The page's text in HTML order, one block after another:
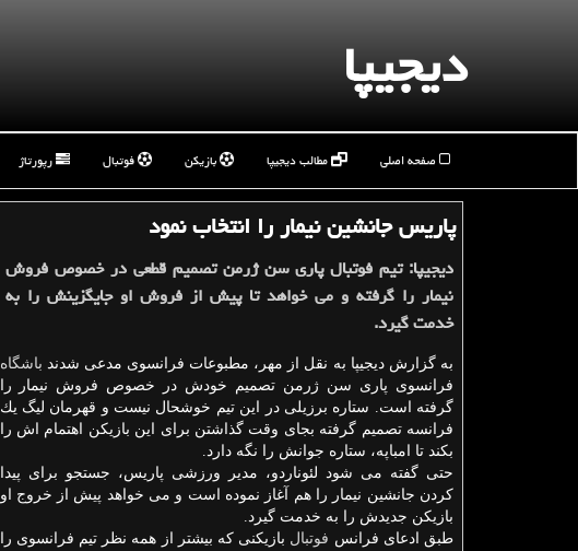
دیجیپا
صفحه اصلی مطالب دیجیپا بازیکن فوتبال رپورتاژ
پاریس جانشین نیمار را انتخاب نمود
دیجیپا: تیم فوتبال پاری سن ژرمن تصمیم قطعی در خصوص فروش
نیمار را گرفته و می خواهد تا پیش از فروش او جایگزینش را به
خدمت گیرد.
به گزارش دیجیپا به نقل از مهر، مطبوعات فرانسوی مدعی شدند باشگاه
فرانسوی پاری سن ژرمن تصمیم خودش در خصوص فروش نیمار را
گرفته است. ستاره برزیلی در این تیم خوشحال نیست و قهرمان لیگ یك
فرانسه تصمیم گرفته بجای وقت گذاشتن برای این بازیكن اهتمام اش را
بكند تا امباپه، ستاره جوانش را نگه دارد.
حتی گفته می شود لئوناردو، مدیر ورزشی پاریس، جستجو برای پیدا
كردن جانشین نیمار را هم آغاز نموده است و می خواهد پیش از خروج او
بازیكن جدیدش را به خدمت گیرد.
طبق ادعای فرانس فوتبال بازیكنی كه بیشتر از همه نظر تیم فرانسوی را